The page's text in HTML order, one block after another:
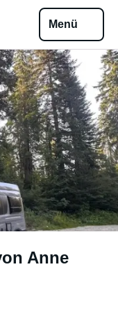
Menü
Anne